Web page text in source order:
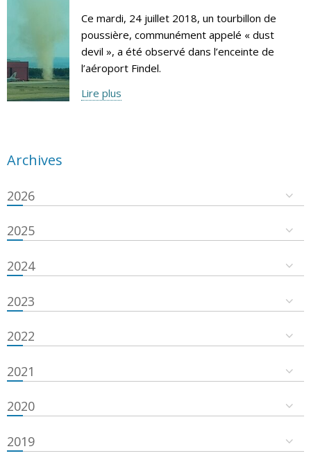
Ce mardi, 24 juillet 2018, un tourbillon de
poussière, communément appelé « dust
devil », a été observé dans l’enceinte de
l’aéroport Findel.
Lire plus
Archives
2026
2025
2024
2023
2022
2021
2020
2019